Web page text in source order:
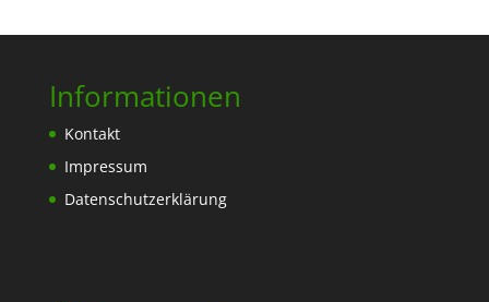
Informationen
Kontakt
Impressum
Datenschutzerklärung